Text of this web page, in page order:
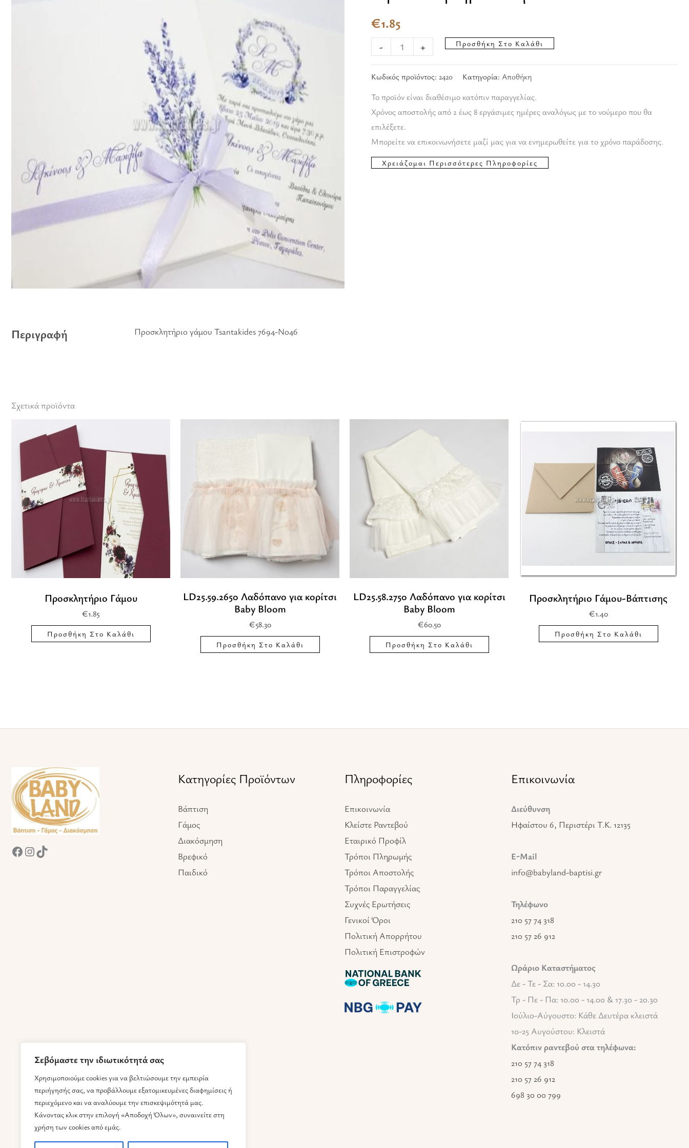
Σεβόμαστε την ιδιωτικότητά σας
Χρησιμοποιούμε cookies για να βελτιώσουμε την εμπειρία
περιήγησής σας, να προβάλλουμε εξατομικευμένες διαφημίσεις ή
περιεχόμενο και να αναλύουμε την επισκεψιμότητά μας.
Κάνοντας κλικ στην επιλογή «Αποδοχή Όλων», συναινείτε στη
χρήση των cookies από εμάς.
€1.85
- + Προσθήκη Στο Καλάθι
Κωδικός προϊόντος: 2420 Κατηγορία: Αποθήκη
Το προϊόν είναι διαθέσιμο κατόπιν παραγγελίας.
Χρόνος αποστολής από 2 έως 8 εργάσιμες ημέρες αναλόγως με το νούμερο που θα
επιλέξετε.
Μπορείτε να επικοινωνήσετε μαζί μας για να ενημερωθείτε για το χρόνο παράδοσης.
Περιγραφή Προσκλητήριο γάμου Tsantakides 7694-Νο46
Σχετικά προϊόντα
Προσκλητήριο Γάμου
€1.85
Προσθήκη Στο Καλάθι
LD25.59.2650 Λαδόπανο για κορίτσι
Baby Bloom
€58.30
Προσθήκη Στο Καλάθι
LD25.58.2750 Λαδόπανο για κορίτσι
Baby Bloom
€60.50
Προσθήκη Στο Καλάθι
Προσκλητήριο Γάμου-Βάπτισης
€1.40
Προσθήκη Στο Καλάθι
Facebook
Instagram
TikTok
Κατηγορίες Προϊόντων
Βάπτιση
Γάμος
Διακόσμηση
Βρεφικό
Παιδικό
Πληροφορίες
Επικοινωνία
Κλείστε Ραντεβού
Εταιρικό Προφίλ
Τρόποι Πληρωμής
Τρόποι Αποστολής
Τρόποι Παραγγελίας
Συχνές Ερωτήσεις
Γενικοί Όροι
Πολιτική Απορρήτου
Πολιτική Επιστροφών
Επικοινωνία
Διεύθυνση
Ηφαίστου 6, Περιστέρι T.K. 12135
E-Mail
info@babyland-baptisi.gr
Τηλέφωνο
210 57 74 318
210 57 26 912
Ωράριο Καταστήματος
Δε - Τε - Σα: 10.00 - 14.30
Τρ - Πε - Πα: 10.00 - 14.00 & 17.30 - 20.30
Ιούλιο-Αύγουστο: Κάθε Δευτέρα κλειστά
10-25 Αυγούστου: Κλειστά
Κατόπιν ραντεβού στα τηλέφωνα:
210 57 74 318
210 57 26 912
698 30 00 799